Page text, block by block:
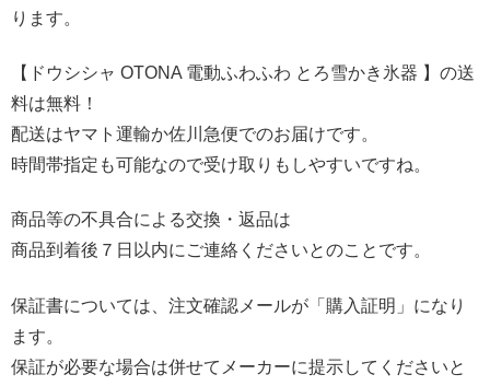
ります。
【ドウシシャ OTONA 電動ふわふわ とろ雪かき氷器 】の送
料は無料！
配送はヤマト運輸か佐川急便でのお届けです。
時間帯指定も可能なので受け取りもしやすいですね。
商品等の不具合による交換・返品は
商品到着後７日以内にご連絡くださいとのことです。
保証書については、注文確認メールが「購入証明」になり
ます。
保証が必要な場合は併せてメーカーに提示してくださいと